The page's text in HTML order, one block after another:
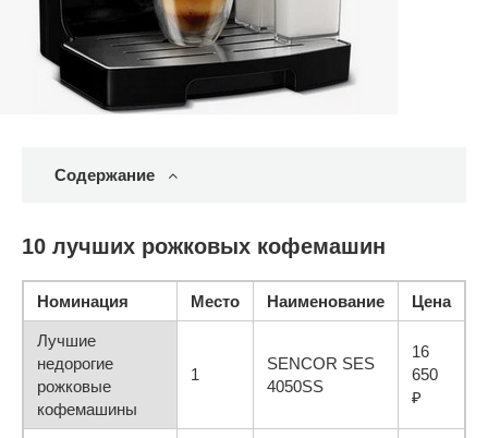
Содержание
10 лучших рожковых кофемашин
Номинация Место Наименование Цена
Лучшие
недорогие
рожковые
кофемашины
1
SENCOR SES
4050SS
16
650
₽